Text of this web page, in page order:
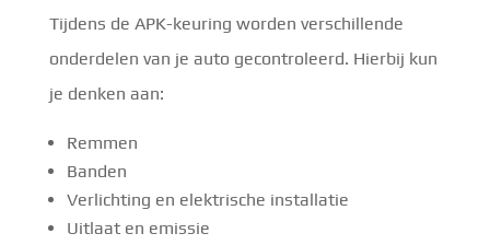
Tijdens de APK-keuring worden verschillende
onderdelen van je auto gecontroleerd. Hierbij kun
je denken aan:
Remmen
Banden
Verlichting en elektrische installatie
Uitlaat en emissie